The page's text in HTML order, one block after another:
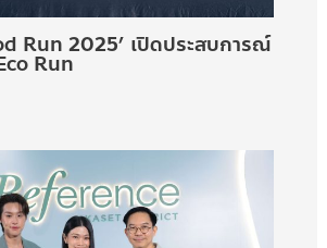
Run 2025’ เปิดประสบการณ์
Run